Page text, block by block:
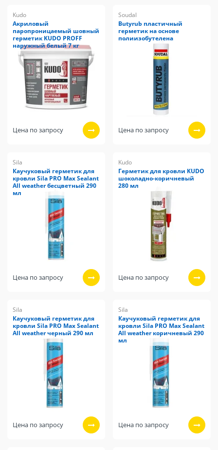
Kudo
Акриловый
паропроницаемый шовный
герметик KUDO PROFF
наружный белый 7 кг
Цена по запросу
Soudal
Butyrub пластичный
герметик на основе
полиизобутелена
Цена по запросу
Sila
Каучуковый герметик для
кровли Sila PRO Max Sealant
All weather бесцветный 290
мл
Цена по запросу
Kudo
Герметик для кровли KUDO
шоколадно-коричневый
280 мл
Цена по запросу
Sila
Каучуковый герметик для
кровли Sila PRO Max Sealant
All weather черный 290 мл
Цена по запросу
Sila
Каучуковый герметик для
кровли Sila PRO Max Sealant
All weather коричневый 290
мл
Цена по запросу